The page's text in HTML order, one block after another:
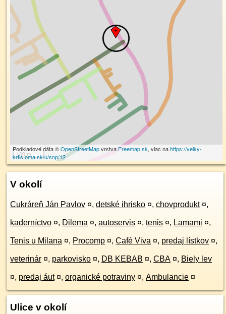
100 m
Podkladové dáta ©OpenStreetMapvrstva Freemap.sk, viac nahttps://velky-
krtis.oma.sk/u/snp/12
V okolí
Cukráreň Ján Pavlov ¤, detské ihrisko ¤, chovprodukt ¤,
kaderníctvo ¤, Dilema ¤, autoservis ¤, tenis ¤, Lamami ¤,
Tenis u Milana ¤, Procomp ¤, Café Viva ¤, predaj lístkov ¤,
veterinár ¤, parkovisko ¤, DB KEBAB ¤, CBA ¤, Biely lev
¤, predaj áut ¤, organické potraviny ¤, Ambulancie ¤
Ulice v okolí